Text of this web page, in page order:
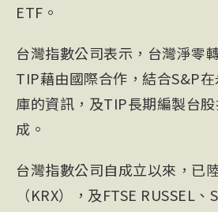
ETF。
台灣指數公司表示，台灣淨零
TIP藉由國際合作，結合S&P
庫的資訊，及TIP長期編製台
成。
台灣指數公司自成立以來，已
（KRX），及FTSE RUSSEL